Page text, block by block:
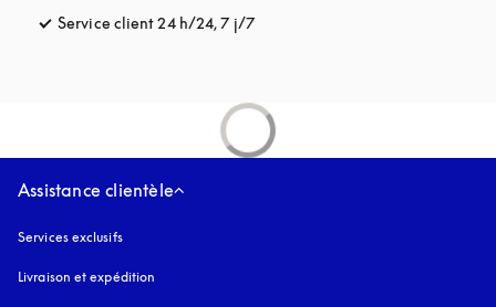
Service client 24 h/24, 7 j/7s’ouvre dans un nouvel onglet
Assistance clientèle
Services exclusifs
Livraison et expédition